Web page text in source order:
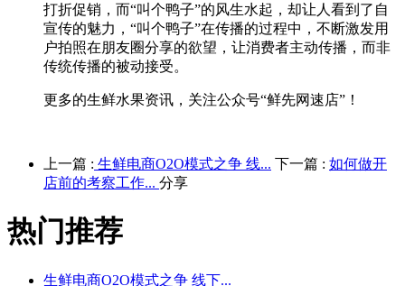
打折促销，而“叫个鸭子”的风生水起，却让人看到了自
宣传的魅力，“叫个鸭子”在传播的过程中，不断激发用
户拍照在朋友圈分享的欲望，让消费者主动传播，而非
传统传播的被动接受。
更多的生鲜水果资讯，关注公众号“鲜先网速店”！
上一篇 : 生鲜电商O2O模式之争 线... 下一篇 : 如何做开
店前的考察工作... 分享
热门推荐
生鲜电商O2O模式之争 线下...